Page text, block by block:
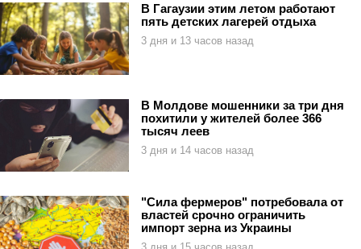
В Гагаузии этим летом работают
пять детских лагерей отдыха
3 дня и 13 часов назад
В Молдове мошенники за три дня
похитили у жителей более 366
тысяч леев
3 дня и 14 часов назад
"Сила фермеров" потребовала от
властей срочно ограничить
импорт зерна из Украины